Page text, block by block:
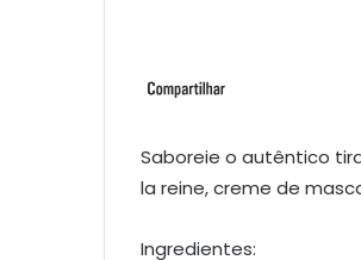
Saboreie o autêntico
la reine, creme de
Ingredientes: